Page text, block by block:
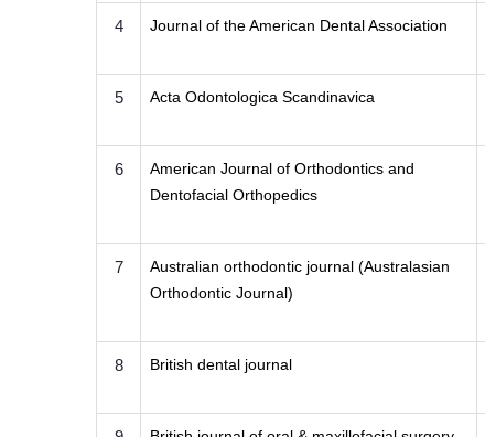
4 Journal of the American Dental Association
5 Acta Odontologica Scandinavica
6
American Journal of Orthodontics and
Dentofacial Orthopedics
7
Australian orthodontic journal (Australasian
Orthodontic Journal)
8 British dental journal